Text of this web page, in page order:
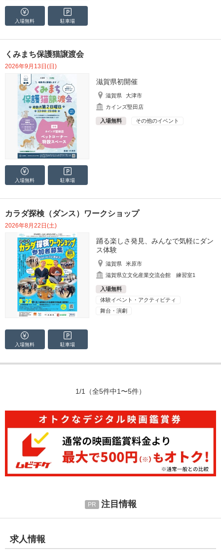
入場無料 駐車場
くみまち保護猫譲渡会
2026年9月13日(日)
滋賀県初開催
滋賀県
大津市
カインズ堅田店
入場無料 その他のイベント
入場無料 駐車場
カラダ探検（ダンス）ワークショップ
2026年8月22日(土)
踊る楽しさ発見、みんなで気軽にダン
ス体験
滋賀県
米原市
滋賀県立文化産業交流会館 練習室1
入場無料
体験イベント・アクティビティ
舞台・演劇
入場無料 駐車場
1/1 （全5件中1〜5件）
注目情報
求人情報